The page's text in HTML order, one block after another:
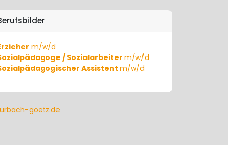
m/w/d
/ Sozialarbeiterm/w/d
Assistent m/w/d